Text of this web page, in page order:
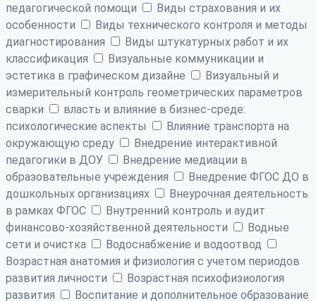
педагогической помощи
Виды страхования и их
особенности
Виды технического контроля и методы
диагностирования
Виды штукатурных работ и их
классификация
Визуальные коммуникации и
эстетика в графическом дизайне
Визуальный и
измерительный контроль геометрических параметров
сварки
власть и влияние в бизнес-среде:
психологические аспекты
Влияние транспорта на
окружающую среду
Внедрение интерактивной
педагогики в ДОУ
Внедрение медиации в
образовательные учреждения
Внедрение ФГОС ДО в
дошкольных организациях
Внеурочная деятельность
в рамках ФГОС
Внутренний контроль и аудит
финансово-хозяйственной деятельности
Водные
сети и очистка
Водоснабжение и водоотвод
Возрастная анатомия и физиология с учетом периодов
развития личности
Возрастная психофизиология
развития
Воспитание и дополнительное образование